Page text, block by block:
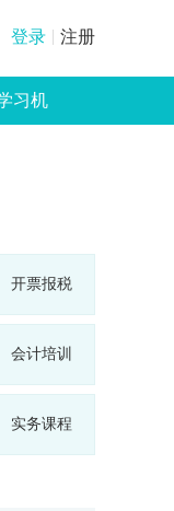
登录 注册
习机
开票报税
会计培训
实务课程